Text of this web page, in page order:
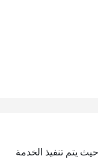
يتم تنفيذ الخدمة